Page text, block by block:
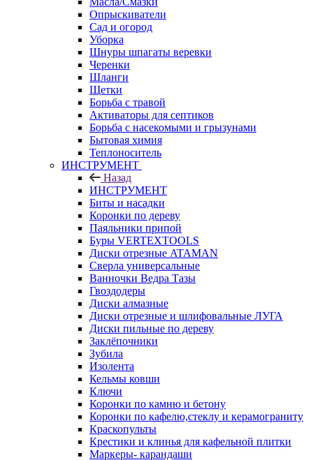
Опрыскиватели
Сад и огород
Уборка
Шнуры шпагаты веревки
Черенки
Шланги
Щетки
Борьба с травой
Активаторы для септиков
Борьба с насекомыми и грызунами
Бытовая химия
Теплоноситель
ИНСТРУМЕНТ
Назад
ИНСТРУМЕНТ
Биты и насадки
Коронки по дереву
Паяльники припой
Буры VERTEXTOOLS
Диски отрезные ATAMAN
Сверла универсальные
Ванночки Ведра Тазы
Гвоздодеры
Диски алмазные
Диски отрезные и шлифовальные ЛУГА
Диски пильные по дереву
Заклёпочники
Зубила
Изолента
Кельмы ковши
Ключи
Коронки по камню и бетону
Коронки по кафелю,стеклу и керамограниту
Краскопульты
Крестики и клинья для кафельной плитки
Маркеры- карандаши